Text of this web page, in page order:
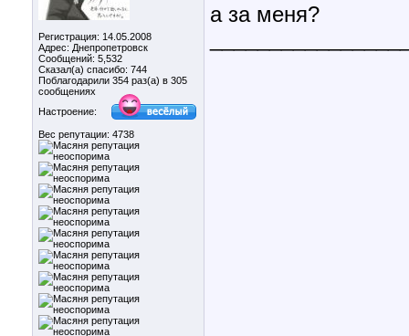
Регистрация: 14.05.2008
Адрес: Днепропетровск
Сообщений: 5,532
Сказал(а) спасибо: 744
Поблагодарили 354 раз(а) в 305
сообщениях
Настроение:
Вес репутации: 4738
а за меня?